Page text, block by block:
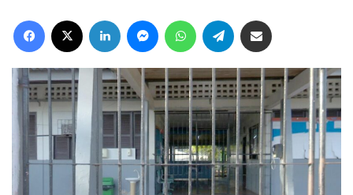
Facebook Linkedin MessengerWhatsAppTelegram